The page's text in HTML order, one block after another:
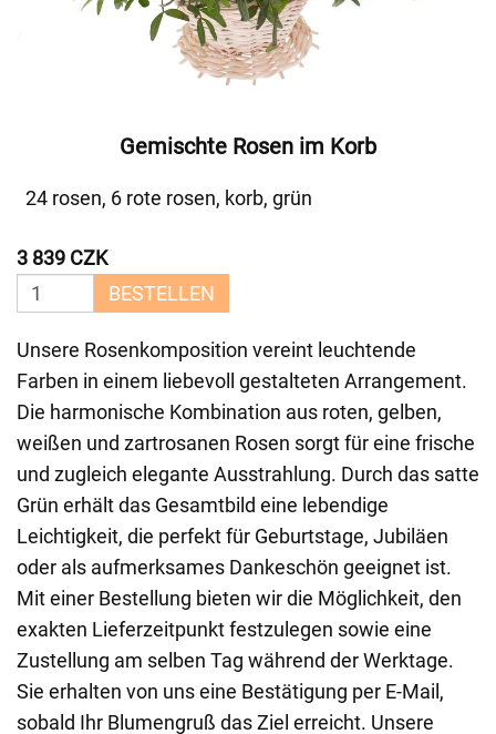
Gemischte Rosen im Korb
24 rosen, 6 rote rosen, korb, grün
3 839 CZK
BESTELLEN
Unsere Rosenkomposition vereint leuchtende
Farben in einem liebevoll gestalteten Arrangement.
Die harmonische Kombination aus roten, gelben,
weißen und zartrosanen Rosen sorgt für eine frische
und zugleich elegante Ausstrahlung. Durch das satte
Grün erhält das Gesamtbild eine lebendige
Leichtigkeit, die perfekt für Geburtstage, Jubiläen
oder als aufmerksames Dankeschön geeignet ist.
Mit einer Bestellung bieten wir die Möglichkeit, den
exakten Lieferzeitpunkt festzulegen sowie eine
Zustellung am selben Tag während der Werktage.
Sie erhalten von uns eine Bestätigung per E-Mail,
sobald Ihr Blumengruß das Ziel erreicht. Unsere